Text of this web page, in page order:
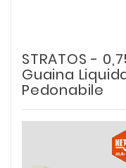
STRATOS -
Guaina
Pedonabile